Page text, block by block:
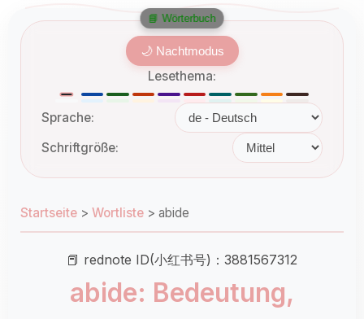
🌙 Nachtmodus
Lesethema:
Sprache:
Schriftgröße:
Startseite > Wortliste > abide
📕 rednote ID(小红书号)：3881567312
abide: Bedeutung,
📘 Wörterbuch